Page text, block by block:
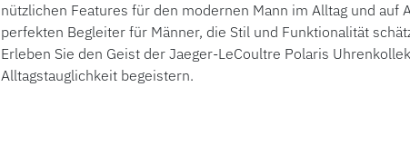
nützlichen Features für den modernen Mann im Alltag und
perfekten Begleiter für Männer, die Stil und Funktionalität
Erleben Sie den Geist der Jaeger-LeCoultre Polaris
Alltagstauglichkeit begeistern.